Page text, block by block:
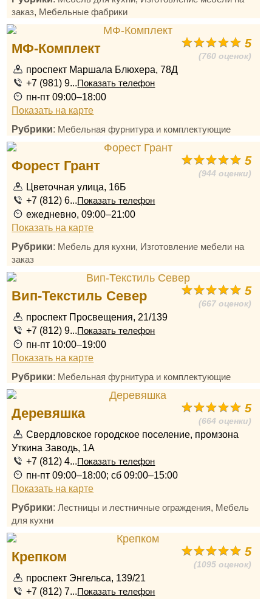
заказ, Мебельные фабрики
5
(760 оценок)
МФ-Комплект
проспект Маршала Блюхера, 78Д
+7 (981) 9...Показать телефон
пн-пт 09:00–18:00
Показать на карте
Рубрики: Мебельная фурнитура и комплектующие
5
(944 оценки)
Форест Грант
Цветочная улица, 16Б
+7 (812) 6...Показать телефон
ежедневно, 09:00–21:00
Показать на карте
Рубрики: Мебель для кухни, Изготовление мебели на
заказ
5
(667 оценок)
Вип-Текстиль Север
проспект Просвещения, 21/139
+7 (812) 9...Показать телефон
пн-пт 10:00–19:00
Показать на карте
Рубрики: Мебельная фурнитура и комплектующие
5
(664 оценки)
Деревяшка
Свердловское городское поселение, промзона
Уткина Заводь, 1А
+7 (812) 4...Показать телефон
пн-пт 09:00–18:00; сб 09:00–15:00
Показать на карте
Рубрики:Лестницы и лестничные ограждения, Мебель
для кухни
5
(1095 оценок)
Крепком
проспект Энгельса, 139/21
+7 (812) 7...Показать телефон